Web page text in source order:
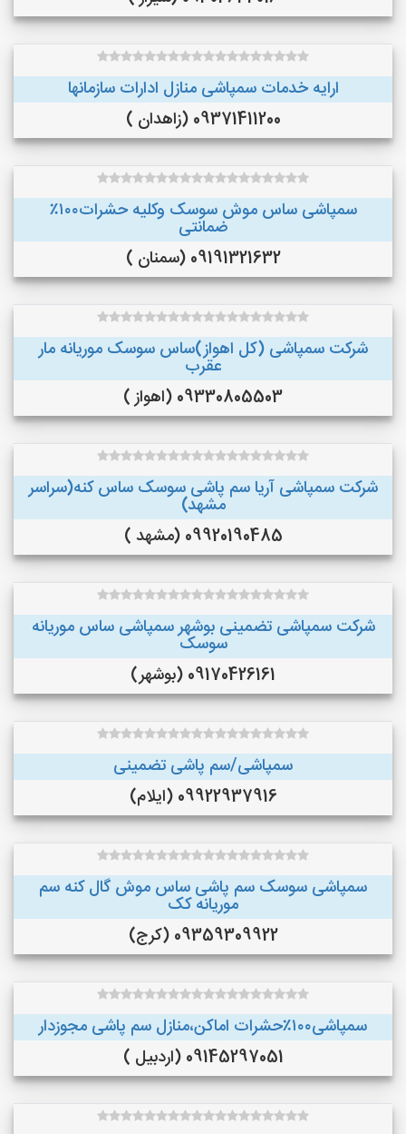
ارایه خدمات سمپاشی منازل ادارات سازمانها
09371411200 (زاهدان )
سمپاشی ساس موش سوسک وکلیه حشرات۱۰۰٪
ضمانتی
09191321632 (سمنان )
شرکت سمپاشی (کل اهواز)ساس سوسک موریانه مار
عقرب
09330805503 (اهواز )
شرکت سمپاشی آریا سم پاشی سوسک ساس کنه(سراسر
مشهد)
09920190485 (مشهد )
شرکت سمپاشی تضمینی بوشهر سمپاشی ساس موریانه
سوسک
09170426161 (بوشهر)
سمپاشی/سم پاشی تضمینی
09922937916 (ایلام)
سمپاشی سوسک سم پاشی ساس موش گال کنه سم
موریانه کک
09359309922 (کرج)
سمپاشی۱۰۰٪حشرات اماکن،منازل سم پاشی مجوزدار
09145297051 (اردبیل )